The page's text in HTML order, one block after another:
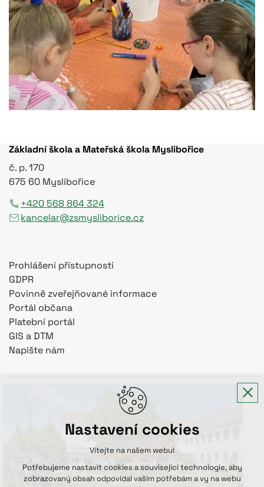
Základní škola a Mateřská škola Myslibořice
č. p. 170
675 60 Myslibořice
+420 568 864 324
kancelar@zsmysliborice.cz
Prohlášení přístupnosti
GDPR
Povinně zveřejňované informace
Portál občana
Platební portál
GIS a DTM
Napište nám
Nastavení cookies
Vítejte na našem webu!
Potřebujeme nastavit cookies a související technologie, aby
zobrazovaný obsah odpovídal vašim potřebám a vy na webu